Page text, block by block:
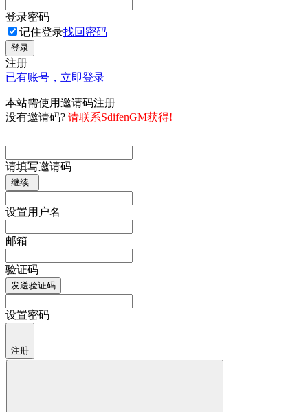
登录密码
记住登录找回密码
登录
注册
已有账号，立即登录
本站需使用邀请码注册
没有邀请码? 请联系SdifenGM获得!
请填写邀请码
继续
设置用户名
邮箱
验证码
发送验证码
设置密码
注册